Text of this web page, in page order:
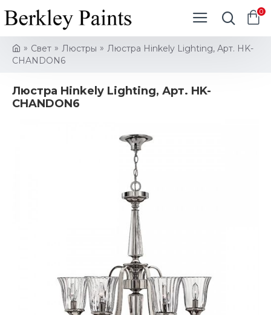
0
Свет Люстры
Люстра Hinkely Lighting, Арт. HK-
CHANDON6
Люстра Hinkely Lighting, Арт. HK-
CHANDON6